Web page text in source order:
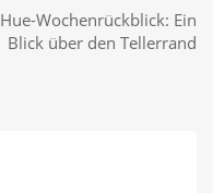
Hue-Wochenrückblick: Ein
Blick über den Tellerrand